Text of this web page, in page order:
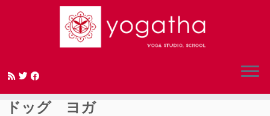
content
ドッグ ヨガ